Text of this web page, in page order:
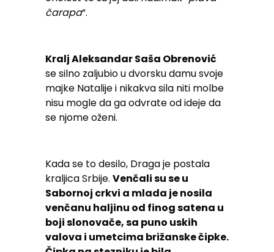
čarapa“.
Kralj Aleksandar Saša Obrenović
se silno zaljubio u dvorsku damu svoje
majke Natalije i nikakva sila niti molbe
nisu mogle da ga odvrate od ideje da
se njome oženi.
Kada se to desilo, Draga je postala
kraljica Srbije. Venčali su se u
Sabornoj crkvi a mlada je nosila
venčanu haljinu od finog satena u
boji slonovače, sa puno uskih
valova i umetcima brižanske čipke.